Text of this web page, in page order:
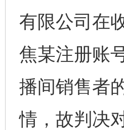
有限公司在
焦某注册账
播间销售者
情，故判决